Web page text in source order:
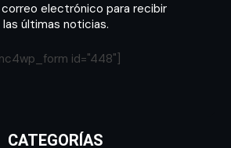
electrónico para recibir
las últimas noticias.
id="448"]
CATEGORÍAS